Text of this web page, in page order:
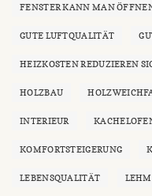
FENSTER KANN MAN
GUTE LUFTQUALITÄT
HEIZKOSTEN REDUZIEREN
HOLZBAU
INTERIEUR
KOMFORTSTEIGERUNG
LEBENSQUALITÄT